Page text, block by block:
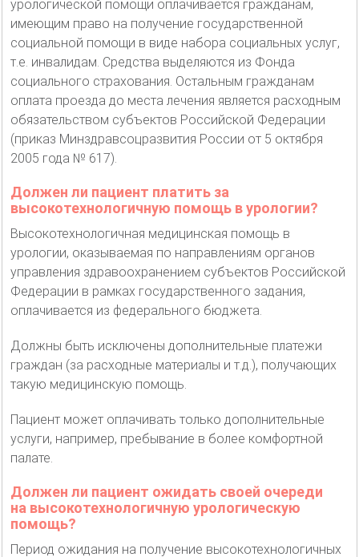
урологической помощи оплачивается гражданам,
имеющим право на получение государственной
социальной помощи в виде набора социальных услуг,
т.е. инвалидам. Средства выделяются из Фонда
социального страхования. Остальным гражданам
оплата проезда до места лечения является расходным
обязательством субъектов Российской Федерации
(приказ Минздравсоцразвития России от 5 октября
2005 года № 617).
Должен ли пациент платить за
высокотехнологичную помощь в урологии?
Высокотехнологичная медицинская помощь в
урологии, оказываемая по направлениям органов
управления здравоохранением субъектов Российской
Федерации в рамках государственного задания,
оплачивается из федерального бюджета.
Должны быть исключены дополнительные платежи
граждан (за расходные материалы и т.д.), получающих
такую медицинскую помощь.
Пациент может оплачивать только дополнительные
услуги, например, пребывание в более комфортной
палате.
Должен ли пациент ожидать своей очереди
на высокотехнологичную урологическую
помощь?
Период ожидания на получение высокотехнологичных